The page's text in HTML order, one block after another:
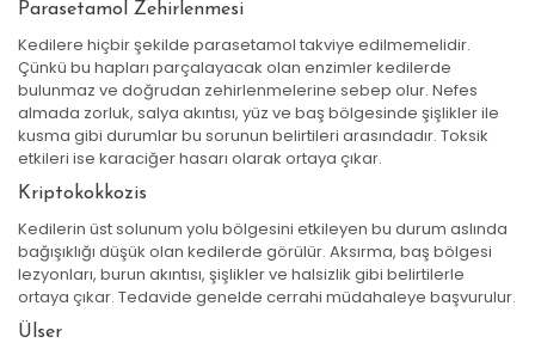
Parasetamol Zehirlenmesi
Kedilere hiçbir şekilde parasetamol takviye edilmemelidir.
Çünkü bu hapları parçalayacak olan enzimler kedilerde
bulunmaz ve doğrudan zehirlenmelerine sebep olur. Nefes
almada zorluk, salya akıntısı, yüz ve baş bölgesinde şişlikler ile
kusma gibi durumlar bu sorunun belirtileri arasındadır. Toksik
etkileri ise karaciğer hasarı olarak ortaya çıkar.
Kriptokokkozis
Kedilerin üst solunum yolu bölgesini etkileyen bu durum aslında
bağışıklığı düşük olan kedilerde görülür. Aksırma, baş bölgesi
lezyonları, burun akıntısı, şişlikler ve halsizlik gibi belirtilerle
ortaya çıkar. Tedavide genelde cerrahi müdahaleye başvurulur.
Ülser